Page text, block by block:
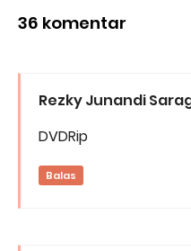
36 komentar
Rezky Junandi
DVDRip
Balas